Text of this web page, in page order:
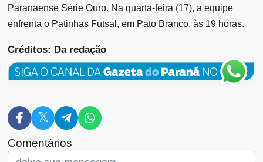
Paranaense Série Ouro. Na quarta-feira (17), a equipe
enfrenta o Patinhas Futsal, em Pato Branco, às 19 horas.
Créditos: Da redação
Comentários